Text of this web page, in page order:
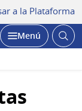
a la Plataforma
Abrir
Menú